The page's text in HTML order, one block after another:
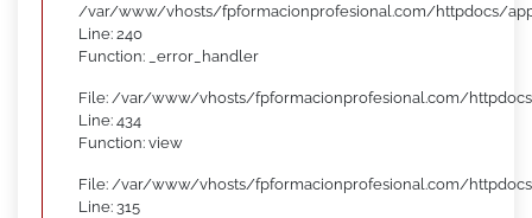
/var/www/vhosts/fpformacionprofesional.com/httpdocs/
Line: 240
Function: _error_handler
File: /var/www/vhosts/fpformacionprofesional.com/
Line: 434
Function: view
File: /var/www/vhosts/fpformacionprofesional.com/
Line: 315